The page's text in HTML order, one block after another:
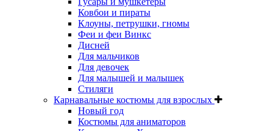
Ковбои и пираты
Клоуны, петрушки, гномы
Феи и феи Винкс
Дисней
Для мальчиков
Для девочек
Для малышей и малышек
Стиляги
Карнавальные костюмы для взрослых
Новый год
Костюмы для аниматоров